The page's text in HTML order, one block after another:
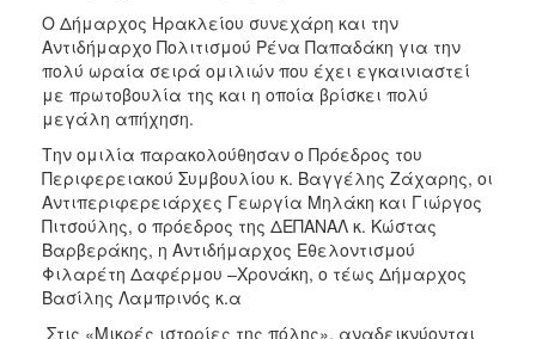
Ο Δήμαρχος Ηρακλείου συνεχάρη και την
Αντιδήμαρχο Πολιτισμού Ρένα Παπαδάκη για την
πολύ ωραία σειρά ομιλιών που έχει εγκαινιαστεί
με πρωτοβουλία της και η οποία βρίσκει πολύ
μεγάλη απήχηση.
Την ομιλία παρακολούθησαν ο Πρόεδρος του
Περιφερειακού Συμβουλίου κ. Βαγγέλης Ζάχαρης, οι
Αντιπεριφερειάρχες Γεωργία Μηλάκη και Γιώργος
Πιτσούλης, ο πρόεδρος της ΔΕΠΑΝΑΛ κ. Κώστας
Βαρβεράκης, η Αντιδήμαρχος Εθελοντισμού
Φιλαρέτη Δαφέρμου –Χρονάκη, ο τέως Δήμαρχος
Βασίλης Λαμπρινός κ.α
Στις «Μικρές ιστορίες της πόλης», αναδεικνύονται